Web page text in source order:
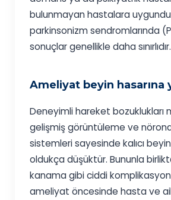
bulunmayan hastalara
parkinsonizm sendromlarında
sonuçlar genellikle daha sınırlıdır.
Ameliyat beyin hasarına
Deneyimli hareket bozuklukları
gelişmiş görüntüleme ve
sistemleri sayesinde kalıcı
oldukça düşüktür. Bununla
kanama gibi ciddi komplikasyon
ameliyat öncesinde hasta ve